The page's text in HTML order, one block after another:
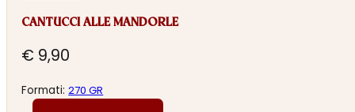
CANTUCCI ALLE MANDORLE
€ 9,90
Formati:270 GR